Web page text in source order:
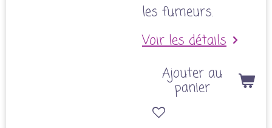
les fumeurs.
Voir les détails
Ajouter au
panier